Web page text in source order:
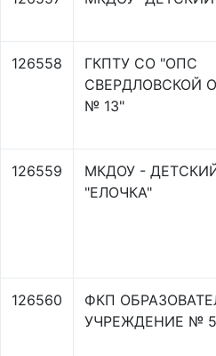
126558
ГКПТУ СО "ОПС
СВЕРДЛОВСКОЙ
№ 13"
126559
МКДОУ -
"ЕЛОЧКА"
126560
ФКП
УЧРЕЖДЕНИЕ № 5